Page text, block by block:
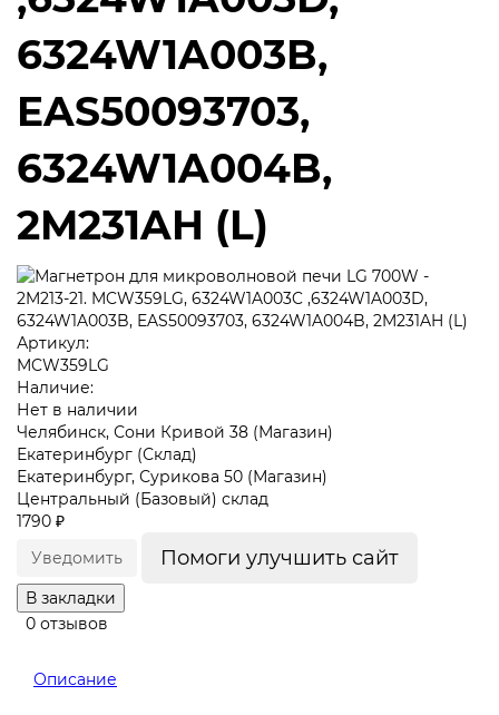
6324W1A003B,
EAS50093703,
6324W1A004B,
2M231AH (L)
Артикул:
MCW359LG
Наличие:
Нет в наличии
Челябинск, Сони Кривой 38 (Магазин)
Екатеринбург (Склад)
Екатеринбург, Сурикова 50 (Магазин)
Центральный (Базовый) склад
1790 ₽
Уведомить
Помоги улучшить сайт
В закладки
0 отзывов
Описание